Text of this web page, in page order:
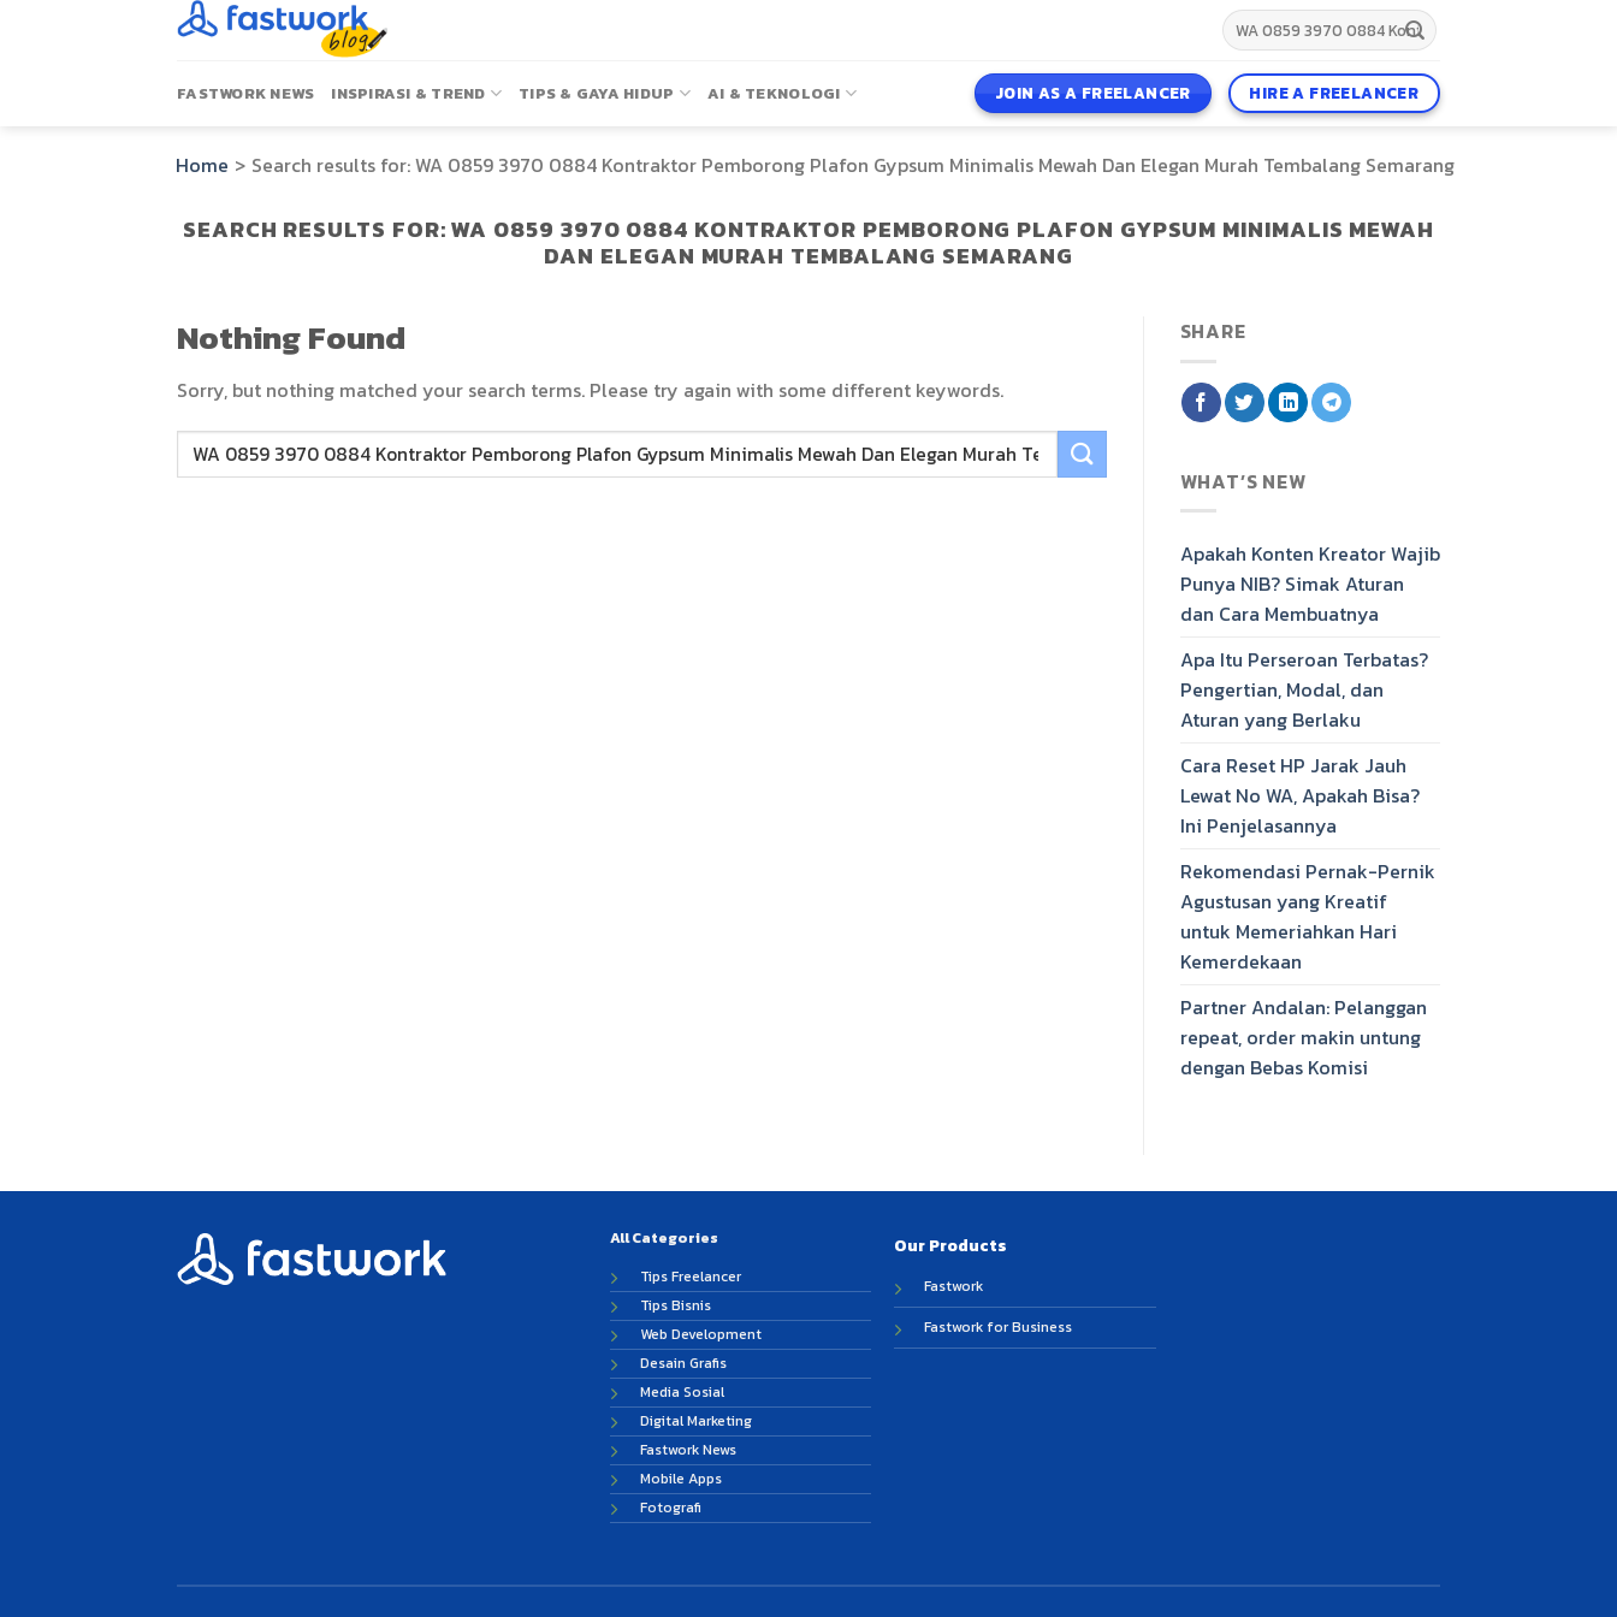
FASTWORK NEWS INSPIRASI & TREND TIPS & GAYA HIDUP AI & TEKNOLOGI JOIN AS A FREELANCER HIRE A FREELANCER
Home > Search results for:WA 0859 3970 0884 Kontraktor Pemborong Plafon Gypsum Minimalis Mewah Dan Elegan Murah Tembalang Semarang
SEARCH RESULTS FOR:WA 0859 3970 0884 KONTRAKTOR PEMBORONG PLAFON GYPSUM MINIMALIS MEWAH
DAN ELEGAN MURAH TEMBALANG SEMARANG
Nothing Found
Sorry, but nothing matched your search terms. Please try again with some different keywords.
SHARE
WHAT’S NEW
Apakah Konten Kreator Wajib
Punya NIB? Simak Aturan
dan Cara Membuatnya
Apa Itu Perseroan Terbatas?
Pengertian, Modal, dan
Aturan yang Berlaku
Cara Reset HP Jarak Jauh
Lewat No WA, Apakah Bisa?
Ini Penjelasannya
Rekomendasi Pernak-Pernik
Agustusan yang Kreatif
untuk Memeriahkan Hari
Kemerdekaan
Partner Andalan: Pelanggan
repeat, order makin untung
dengan Bebas Komisi
All Categories
Tips Freelancer
Tips Bisnis
Web Development
Desain Grafis
Media Sosial
Digital Marketing
Fastwork News
Mobile Apps
Fotografi
Our Products
Fastwork
Fastwork for Business